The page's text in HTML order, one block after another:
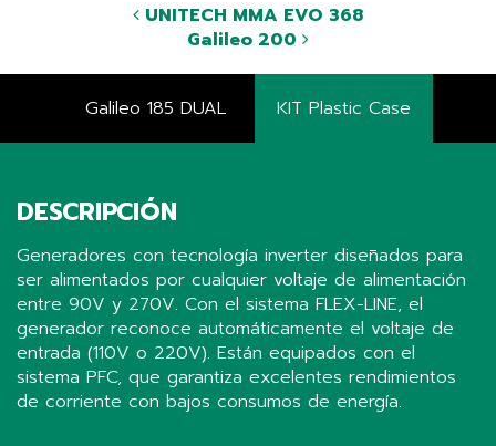
UNITECH MMA EVO 368
Galileo 200
Galileo 185 DUAL KIT Plastic Case
DESCRIPCIÓN
Generadores con tecnología inverter diseñados para
ser alimentados por cualquier voltaje de alimentación
entre 90V y 270V. Con el sistema FLEX-LINE, el
generador reconoce automáticamente el voltaje de
entrada (110V o 220V). Están equipados con el
sistema PFC, que garantiza excelentes rendimientos
de corriente con bajos consumos de energía.